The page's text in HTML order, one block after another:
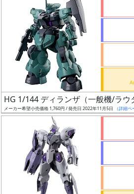
ー
ズ・
HG 1/144 ディランザ（一般機/ラウ
メーカー希望小売価格 1,760円 / 発売日 2022年11月5日 （詳細ペ